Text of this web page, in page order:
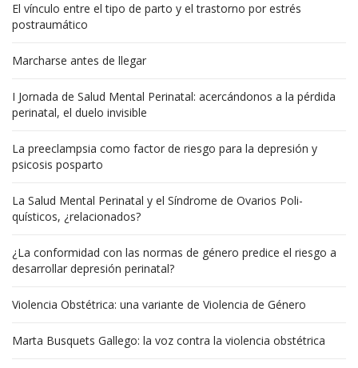
El vínculo entre el tipo de parto y el trastorno por estrés
postraumático
Marcharse antes de llegar
I Jornada de Salud Mental Perinatal: acercándonos a la pérdida
perinatal, el duelo invisible
La preeclampsia como factor de riesgo para la depresión y
psicosis posparto
La Salud Mental Perinatal y el Síndrome de Ovarios Poli-
quísticos, ¿relacionados?
¿La conformidad con las normas de género predice el riesgo a
desarrollar depresión perinatal?
Violencia Obstétrica: una variante de Violencia de Género
Marta Busquets Gallego: la voz contra la violencia obstétrica